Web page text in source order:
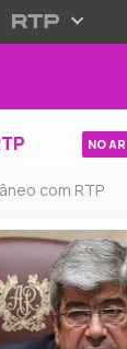
com RTP
NO AR